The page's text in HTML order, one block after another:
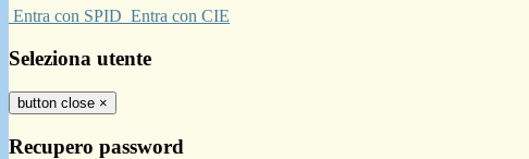
Entra con SPID Entra con CIE
Seleziona utente
button close ×
Recupero password